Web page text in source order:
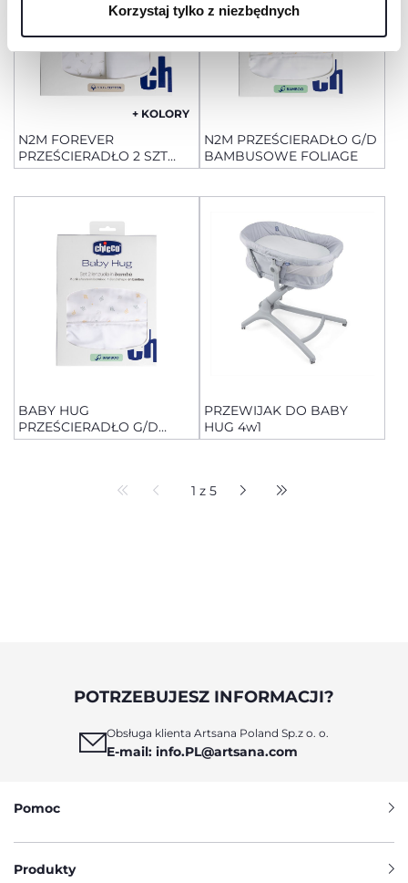
Korzystaj tylko z niezbędnych
+ KOLORY
N2M FOREVER
PRZEŚCIERADŁO 2 SZT
BAWEŁNIANE
N2M PRZEŚCIERADŁO G/D
BAMBUSOWE FOLIAGE
BABY HUG
PRZEŚCIERADŁO G/D
BAMBUSOWE
PRZEWIJAK DO BABY
HUG 4w1
1 z 5
POTRZEBUJESZ INFORMACJI?
Obsługa klienta Artsana Poland Sp.z o. o.
E-mail: info.PL@artsana.com
Pomoc
Produkty